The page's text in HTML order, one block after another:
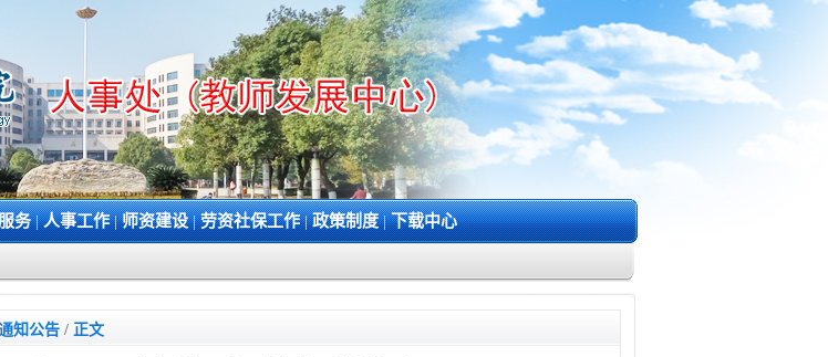
务|人事工作|师资建设|劳资社保工作|政策制度|下载中心
知公告 / 正文